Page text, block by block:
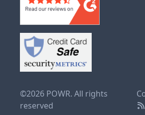
©2026 POWR. All rights
reserved